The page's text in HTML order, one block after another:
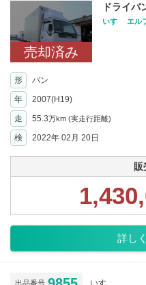
売却済み
ドライバ
いすゞ エル
形 バン
年
2007(H19)
走 55.3万km (実走行距離)
検
2022年 02月 20日
詳し
出品番号 いすゞ